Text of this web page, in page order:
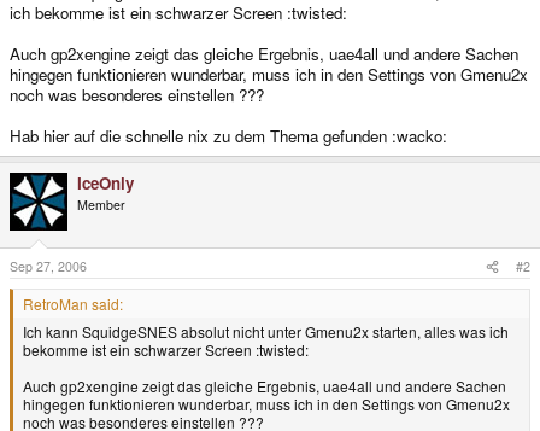
ich bekomme ist ein schwarzer Screen :twisted:
Auch gp2xengine zeigt das gleiche Ergebnis, uae4all und andere Sachen
hingegen funktionieren wunderbar, muss ich in den Settings von Gmenu2x
noch was besonderes einstellen ???
Hab hier auf die schnelle nix zu dem Thema gefunden :wacko:
IceOnly
Member
Sep 27, 2006 #2
RetroMan said:
Ich kann SquidgeSNES absolut nicht unter Gmenu2x starten, alles was ich
bekomme ist ein schwarzer Screen :twisted:
Auch gp2xengine zeigt das gleiche Ergebnis, uae4all und andere Sachen
hingegen funktionieren wunderbar, muss ich in den Settings von Gmenu2x
noch was besonderes einstellen ???